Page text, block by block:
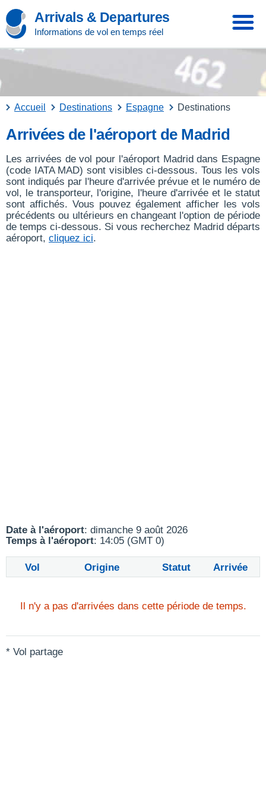
Arrivals & Departures
Informations de vol en temps réel
Accueil Destinations Espagne Destinations
Arrivées de l'aéroport de Madrid
Les arrivées de vol pour l'aéroport Madrid dans Espagne
(code IATA MAD) sont visibles ci-dessous. Tous les vols
sont indiqués par l'heure d'arrivée prévue et le numéro de
vol, le transporteur, l'origine, l'heure d'arrivée et le statut
sont affichés. Vous pouvez également afficher les vols
précédents ou ultérieurs en changeant l'option de période
de temps ci-dessous. Si vous recherchez Madrid départs
aéroport, cliquez ici.
Date à l'aéroport: dimanche 9 août 2026
Temps à l'aéroport: 14:05 (GMT 0)
Vol Origine Statut Arrivée
Il n'y a pas d'arrivées dans cette période de temps.
* Vol partage